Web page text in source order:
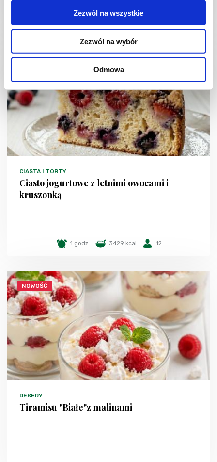
Zezwól na wszystkie
Zezwól na wybór
Odmowa
4954 kcal
CIASTA I TORTY
Ciasto jogurtowe z letnimi owocami i
kruszonką
1 godz. 3429 kcal 12
NOWOŚĆ
DESERY
Tiramisu "Białe"z malinami